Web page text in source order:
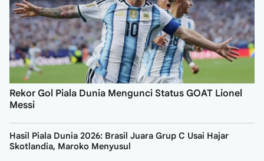
Rekor Gol Piala Dunia Mengunci Status GOAT Lionel
Messi
Hasil Piala Dunia 2026: Brasil Juara Grup C Usai Hajar
Skotlandia, Maroko Menyusul